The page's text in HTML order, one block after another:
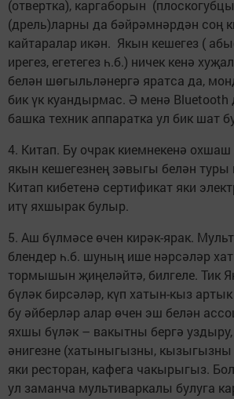
(отвертка), каргаборын
(дрель)ларны да бәйрәмнәрдән соң
кайтаралар икән. Якын кешегез (
ирегез, егетегез һ.б.) ничек кенә
белән шөгыльләнергә яратса да,
бик үк куандырмас. Ә менә Bluetooth
башка техник аппаратка ул бик шат
4. Китап. Бу очрак киемнекенә
якын кешегезнең зәвыгы белән
Китап кибетенә сертификат яки
итү яхшырак булыр.
5. Аш бүлмәсе өчен кирәк-ярак.
блендер һ.б. шуның ише нәрсәләр
тормышын җиңеләйтә, билгеле. Тик
бүләк бирсәләр, күп хатын-кыз
бу әйберләр алар өчен эш белән
яхшы бүләк – вакытны бергә
әнигезне (хатыныгызны, кызыгызны
яки ресторан, кафега чакырыгыз.
ул заманча мультиваркалы булуга